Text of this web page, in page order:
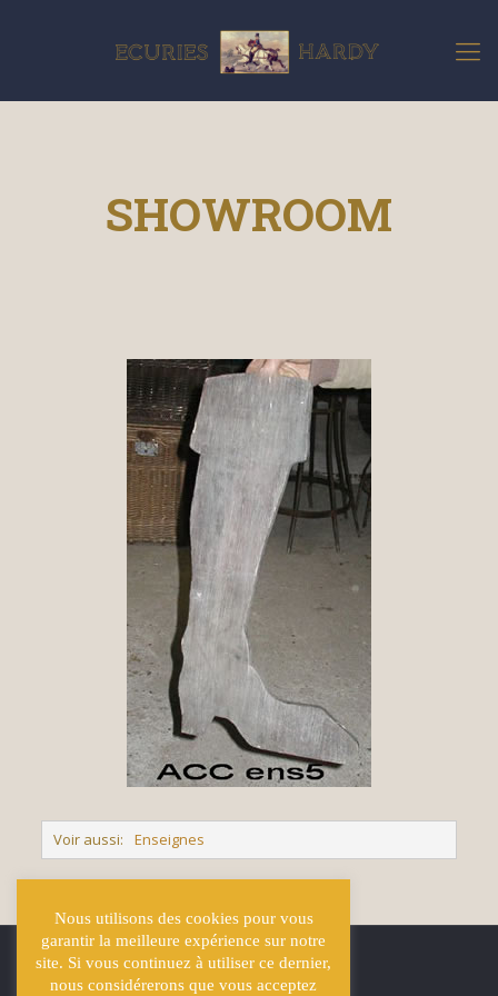
SHOWROOM
Voir aussi: Enseignes
Nous utilisons des cookies pour vous
garantir la meilleure expérience sur notre
site. Si vous continuez à utiliser ce dernier,
nous considérerons que vous acceptez